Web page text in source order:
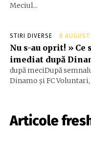
Meciul...
STIRI DIVERSE 8
Nu s-au oprit! »
imediat după
după meciDupă
Dinamo și FC
Articole